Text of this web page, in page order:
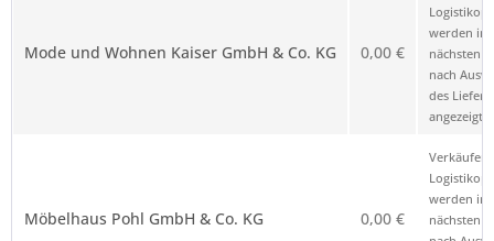
Mode und Wohnen Kaiser GmbH & Co. KG 0,00 €
werden im
nächsten
nach
des
angezeigt.
Möbelhaus Pohl GmbH & Co. KG 0,00 €
Verkäufer
werden im
nächsten